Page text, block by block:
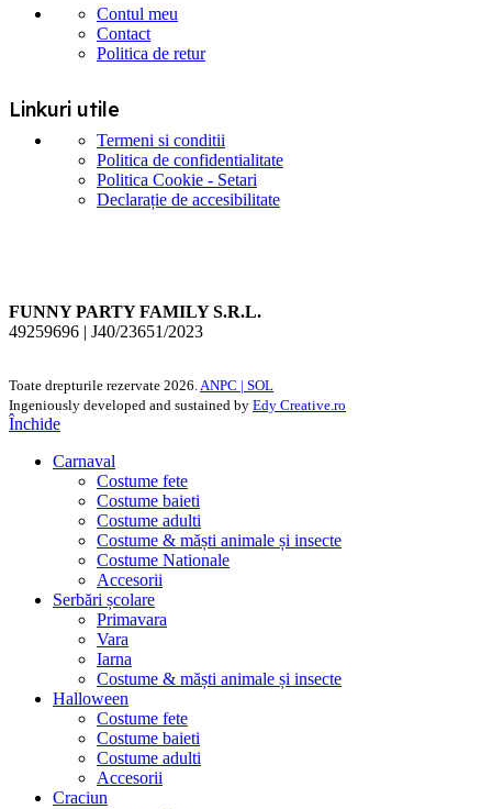
Contul meu
Contact
Politica de retur
Linkuri utile
Termeni si conditii
Politica de confidentialitate
Politica Cookie - Setari
Declarație de accesibilitate
FUNNY PARTY FAMILY S.R.L.
49259696 | J40/23651/2023
Toate drepturile rezervate 2026.ANPC | SOL
Ingeniously developed and sustained by Edy Creative.ro
Închide
Carnaval
Costume fete
Costume baieti
Costume adulti
Costume & măști animale și insecte
Costume Nationale
Accesorii
Serbări școlare
Primavara
Vara
Iarna
Costume & măști animale și insecte
Halloween
Costume fete
Costume baieti
Costume adulti
Accesorii
Craciun